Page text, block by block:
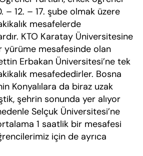
– 12. – 17. şube olmak üzere
mesafelerde
KTO Karatay Üniversitesine
yürüme mesafesinde olan
Erbakan Üniversitesi’ne tek
mesafededirler. Bosna
Konyalılara da biraz uzak
şehrin sonunda yer alıyor
Selçuk Üniversitesi’ne
1 saatlik bir mesafesi
için de ayrıca